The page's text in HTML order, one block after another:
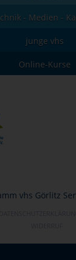
- Medien -
junge vhs
Online-Kurse
vhs Görlitz